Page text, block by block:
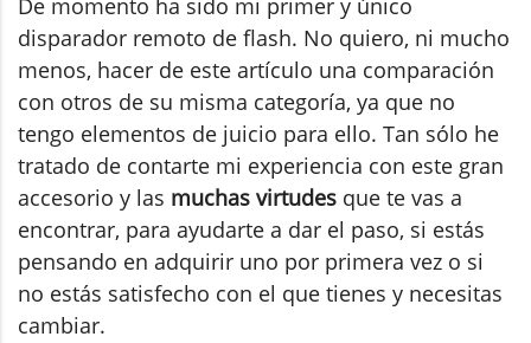
De momento ha sido mi primer y único
disparador remoto de flash. No quiero, ni mucho
menos, hacer de este artículo una comparación
con otros de su misma categoría, ya que no
tengo elementos de juicio para ello. Tan sólo he
tratado de contarte mi experiencia con este gran
accesorio y las muchas virtudes que te vas a
encontrar, para ayudarte a dar el paso, si estás
pensando en adquirir uno por primera vez o si
no estás satisfecho con el que tienes y necesitas
cambiar.